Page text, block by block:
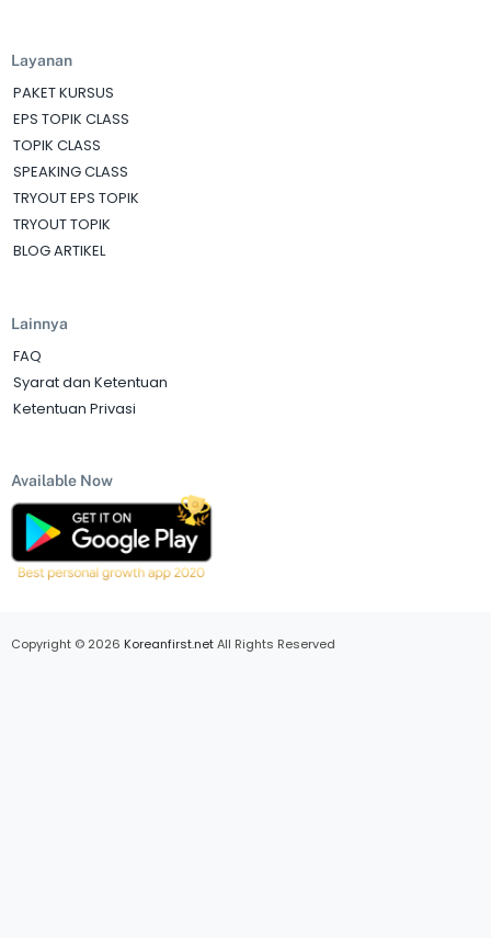
Layanan
PAKET KURSUS
EPS TOPIK CLASS
TOPIK CLASS
SPEAKING CLASS
TRYOUT EPS TOPIK
TRYOUT TOPIK
BLOG ARTIKEL
Lainnya
FAQ
Syarat dan Ketentuan
Ketentuan Privasi
Available Now
Copyright © 2026 Koreanfirst.netAll Rights Reserved